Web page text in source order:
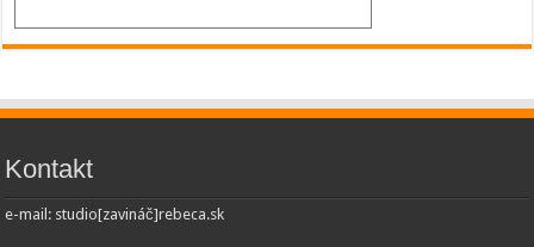
Kontakt
e-mail: studio[zavináč]rebeca.sk